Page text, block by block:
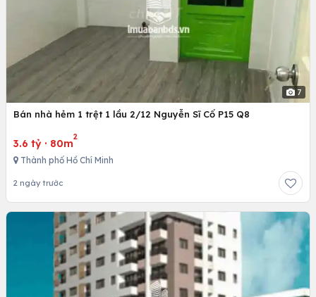
7
Bán nhà hẻm 1 trệt 1 lầu 2/12 Nguyễn Sĩ Cố P15 Q8
3.6 tỷ · 80m
2
Thành phố Hồ Chí Minh
2 ngày trước